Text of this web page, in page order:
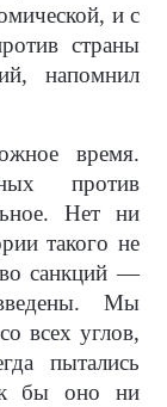
и с
страны
напомнил
время.
против
Нет ни
такого не
санкций —
Мы
всех углов,
пытались
бы оно ни